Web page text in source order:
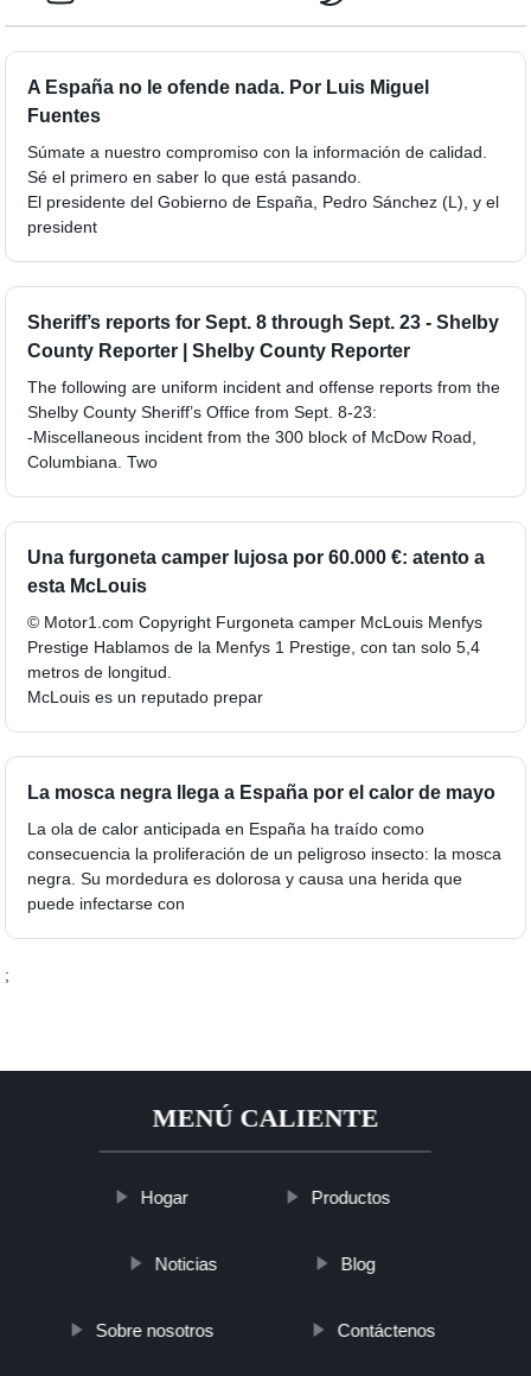
A España no le ofende nada. Por Luis Miguel
Fuentes
Súmate a nuestro compromiso con la información de calidad.
Sé el primero en saber lo que está pasando.
El presidente del Gobierno de España, Pedro Sánchez (L), y el
president
Sheriff’s reports for Sept. 8 through Sept. 23 - Shelby
County Reporter | Shelby County Reporter
The following are uniform incident and offense reports from the
Shelby County Sheriff’s Office from Sept. 8-23:
-Miscellaneous incident from the 300 block of McDow Road,
Columbiana. Two
Una furgoneta camper lujosa por 60.000 €: atento a
esta McLouis
© Motor1.com Copyright Furgoneta camper McLouis Menfys
Prestige Hablamos de la Menfys 1 Prestige, con tan solo 5,4
metros de longitud.
McLouis es un reputado prepar
La mosca negra llega a España por el calor de mayo
La ola de calor anticipada en España ha traído como
consecuencia la proliferación de un peligroso insecto: la mosca
negra. Su mordedura es dolorosa y causa una herida que
puede infectarse con
;
MENÚ CALIENTE
Hogar Productos
Noticias Blog
Sobre nosotros Contáctenos